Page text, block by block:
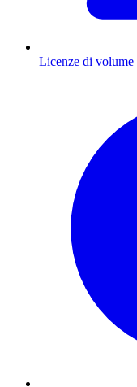
Licenze di volume